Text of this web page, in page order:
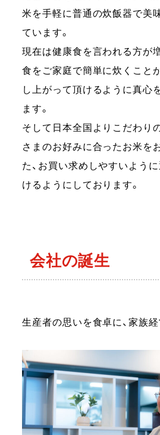
米を手軽に普通の炊飯器で美
ています。
現在は健康食を言われる方が
食をご家庭で簡単に炊くこと
し上がって頂けるように真心
ます。
そして日本全国よりこだわり
さまのお好みに合ったお米を
た、お買い求めしやすいよう
けるようにしております。
会社の誕生
生産者の思いを食卓に、家族